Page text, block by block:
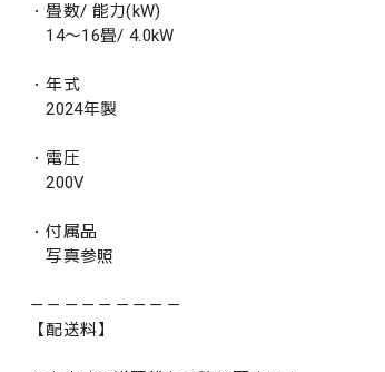
・畳数/ 能力(kW)
14〜16畳/ 4.0kW
・年式
2024年製
・電圧
200V
・付属品
写真参照
－－－－－－－－－
【配送料】